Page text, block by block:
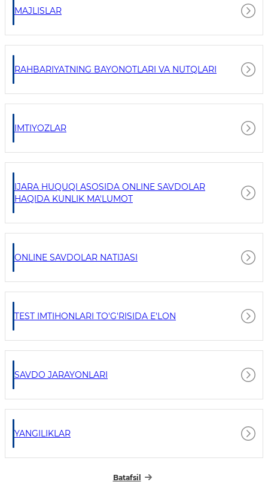
MAJLISLAR
RAHBARIYATNING BAYONOTLARI VA NUTQLARI
IMTIYOZLAR
IJARA HUQUQI ASOSIDA ONLINE SAVDOLAR
HAQIDA KUNLIK MA'LUMOT
ONLINE SAVDOLAR NATIJASI
TEST IMTIHONLARI TO'G'RISIDA E'LON
SAVDO JARAYONLARI
YANGILIKLAR
Batafsil